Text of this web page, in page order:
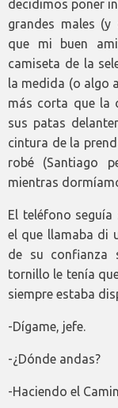
decidimos poner
grandes males (y
que mi buen
camiseta de la
la medida (o algo
más corta que la
sus patas
cintura de la
robé (Santiago
mientras
El teléfono
el que llamaba di
de su confianza
tornillo le tenía
siempre estaba
-Dígame, jefe.
-¿Dónde andas?
-Haciendo el